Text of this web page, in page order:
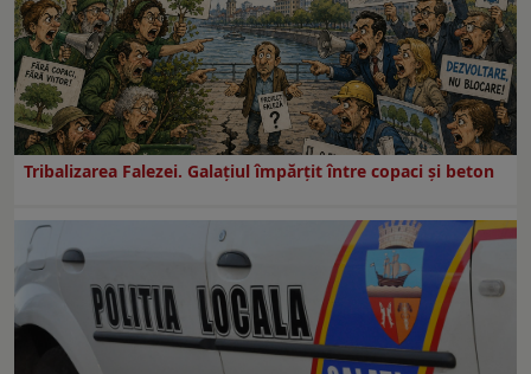
Tribalizarea Falezei. Galațiul împărțit între copaci și beton